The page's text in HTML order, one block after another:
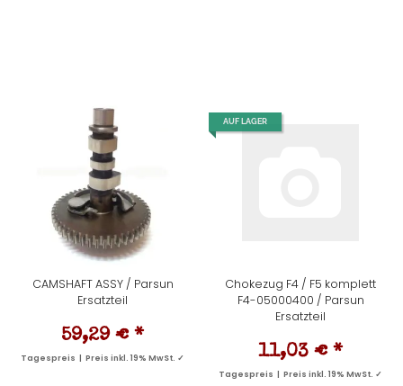
CAMSHAFT ASSY / Parsun
Ersatzteil
59,29 € *
Tagespreis | Preis inkl. 19% MwSt. ✓
AUF LAGER
Chokezug F4 / F5 komplett
F4-05000400 / Parsun
Ersatzteil
11,03 € *
Tagespreis | Preis inkl. 19% MwSt. ✓